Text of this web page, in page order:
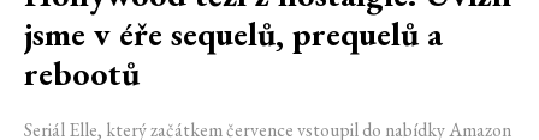
jsme v éře sequelů, prequelů a
rebootů
Seriál Elle, který začátkem července vstoupil do nabídky Amazon